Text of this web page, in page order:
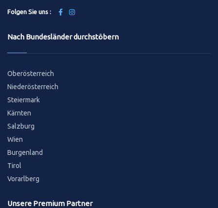
Folgen Sie uns :
Nach Bundesländer durchstöbern
Oberösterreich
Niederösterreich
Steiermark
Kärnten
Salzburg
Wien
Burgenland
Tirol
Vorarlberg
Unsere Premium Partner